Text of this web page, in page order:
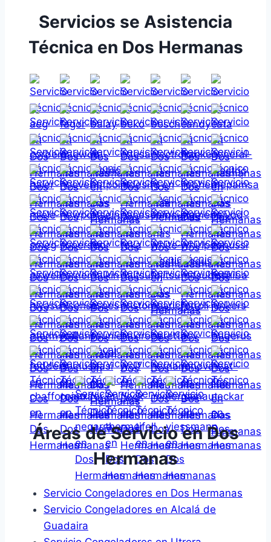
Servicios se Asistencia
Técnica en Dos Hermanas
Áreas de Servicio en Dos
Hermanas
Servicio Congeladores en Dos Hermanas
Servicio Congeladores en Alcalá de
Guadaira